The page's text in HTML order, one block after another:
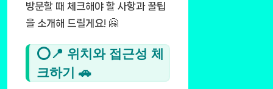
방문할 때 체크해야 할 사항과 꿀팁
을 소개해 드릴게요! 🤗
⭕📍 위치와 접근성 체
크하기 🚗